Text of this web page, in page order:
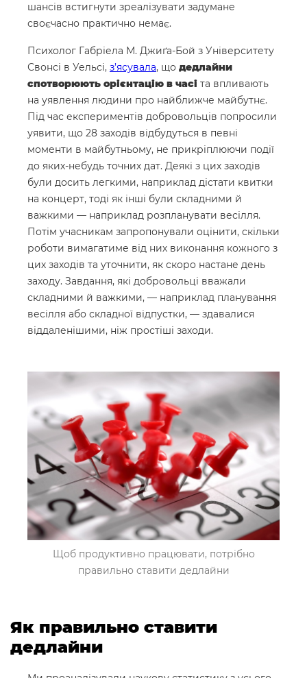
шансів встигнути зреалізувати задумане
своєчасно практично немає.
Психолог Габріела М. Джиґа-Бой з Університету
Свонсі в Уельсі, з’ясувала, що дедлайни
спотворюють орієнтацію в часі та впливають
на уявлення людини про найближче майбутнє.
Під час експериментів добровольців попросили
уявити, що 28 заходів відбудуться в певні
моменти в майбутньому, не прикріплюючи події
до яких-небудь точних дат. Деякі з цих заходів
були досить легкими, наприклад дістати квитки
на концерт, тоді як інші були складними й
важкими — наприклад розпланувати весілля.
Потім учасникам запропонували оцінити, скільки
роботи вимагатиме від них виконання кожного з
цих заходів та уточнити, як скоро настане день
заходу. Завдання, які добровольці вважали
складними й важкими, — наприклад планування
весілля або складної відпустки, — здавалися
віддаленішими, ніж простіші заходи.
Щоб продуктивно працювати, потрібно
правильно ставити дедлайни
Як правильно ставити
дедлайни